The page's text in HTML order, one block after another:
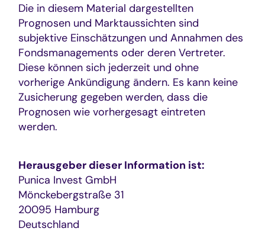
Die in diesem Material dargestellten
Prognosen und Marktaussichten sind
subjektive Einschätzungen und Annahmen des
Fondsmanagements oder deren Vertreter.
Diese können sich jederzeit und ohne
vorherige Ankündigung ändern. Es kann keine
Zusicherung gegeben werden, dass die
Prognosen wie vorhergesagt eintreten
werden.
Herausgeber dieser Information ist:
Punica Invest GmbH
Mönckebergstraße 31
20095 Hamburg
Deutschland